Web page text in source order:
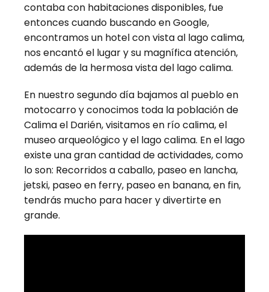
contaba con habitaciones disponibles, fue
entonces cuando buscando en Google,
encontramos un hotel con vista al lago calima,
nos encantó el lugar y su magnífica atención,
además de la hermosa vista del lago calima.
En nuestro segundo día bajamos al pueblo en
motocarro y conocimos toda la población de
Calima el Darién, visitamos en río calima, el
museo arqueológico y el lago calima. En el lago
existe una gran cantidad de actividades, como
lo son: Recorridos a caballo, paseo en lancha,
jetski, paseo en ferry, paseo en banana, en fin,
tendrás mucho para hacer y divertirte en
grande.